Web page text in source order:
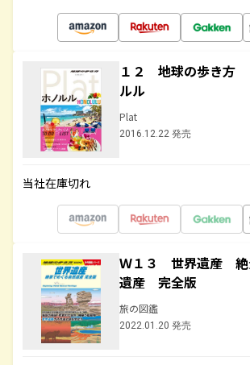
１２ 地球の歩き方
ルル
Plat
2016.12.22 発売
当社在庫切れ
Ｗ１３ 世界遺産 絶
遺産 完全版
旅の図鑑
2022.01.20 発売